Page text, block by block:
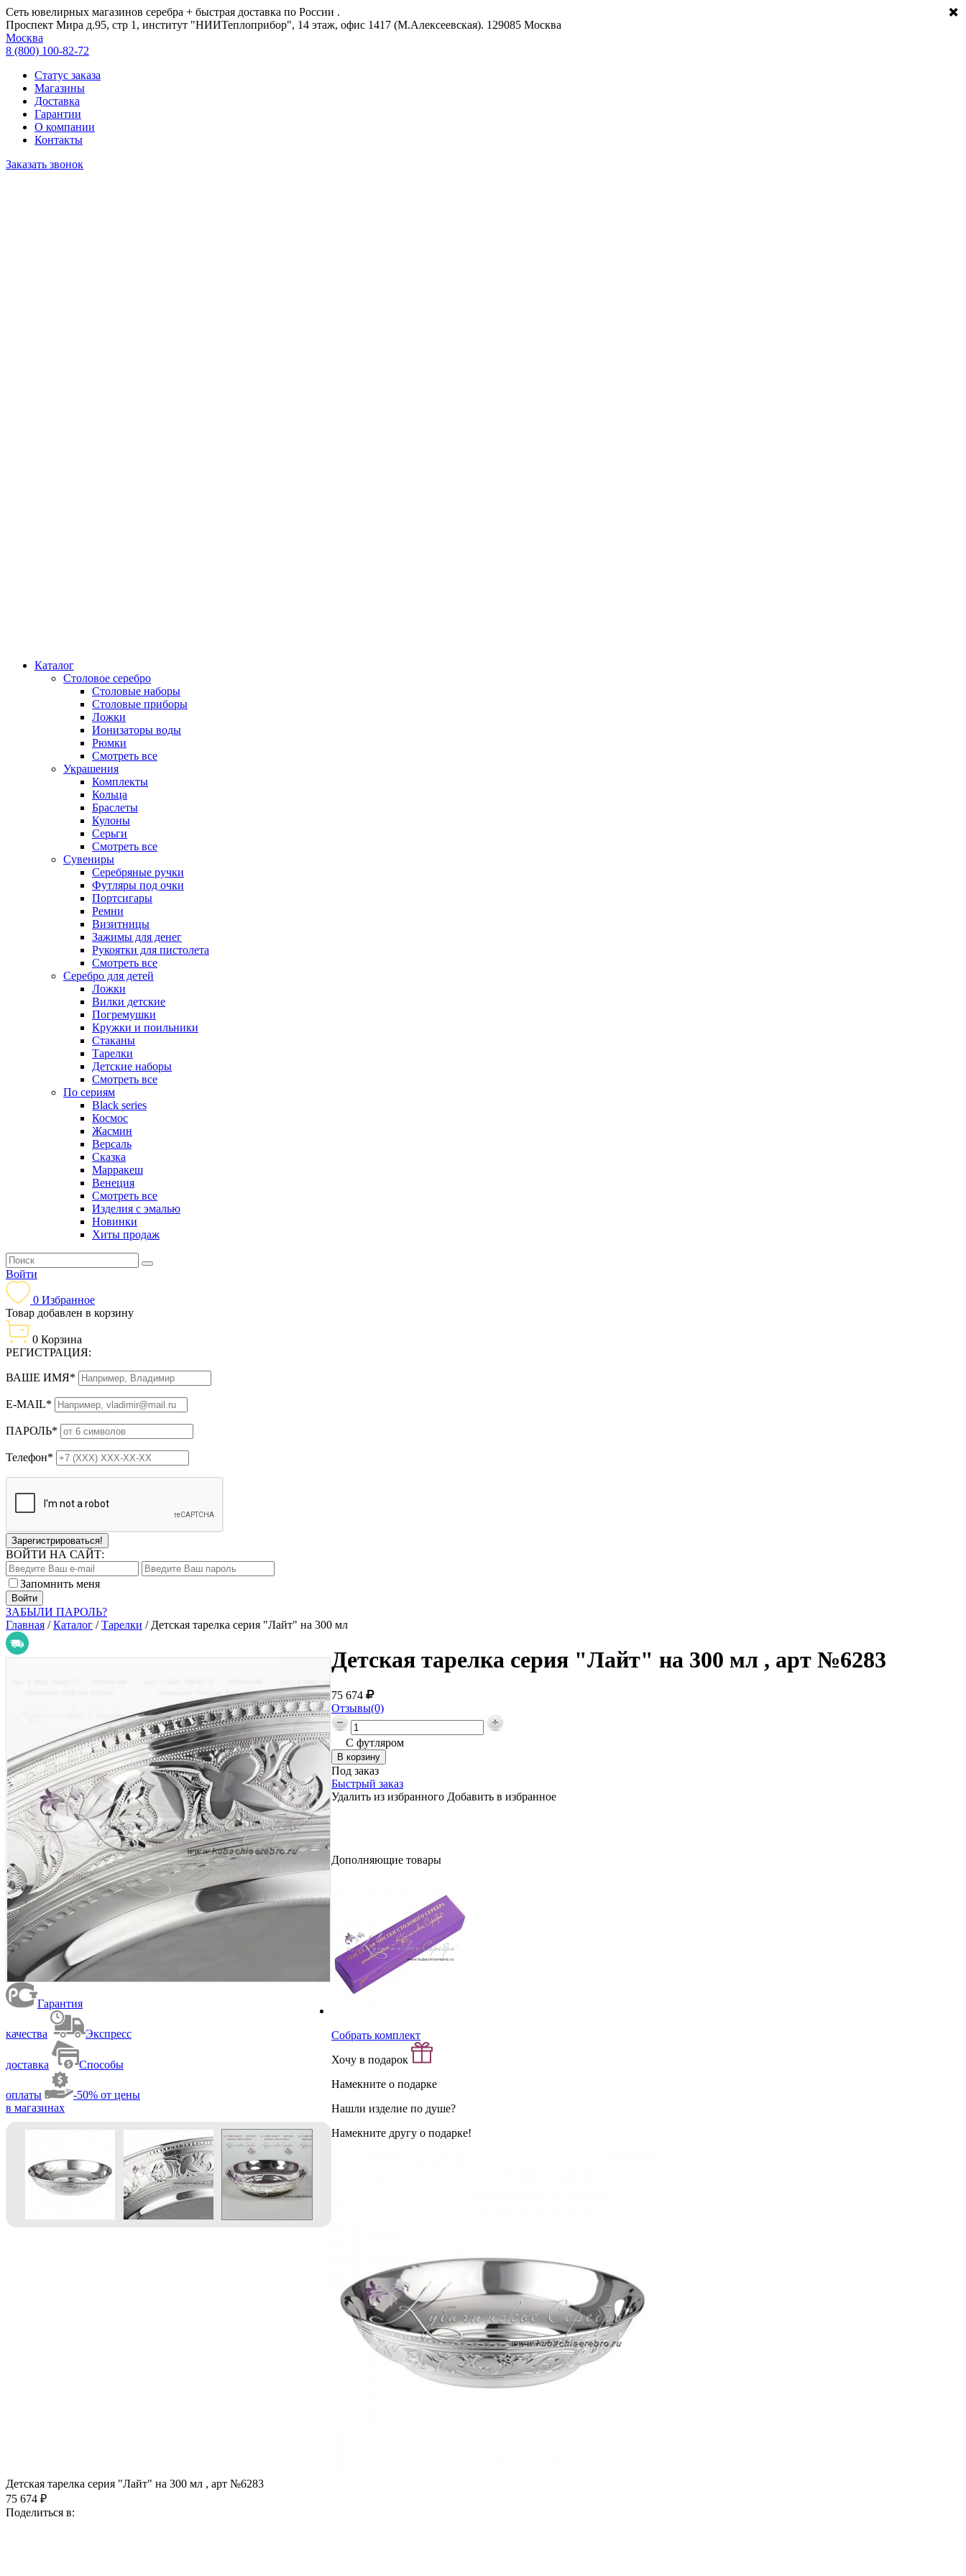
Сеть ювелирных магазинов серебра + быстрая доставка по России .
Проспект Мира д.95, стр 1, институт "НИИТеплоприбор", 14 этаж, офис 1417 (М.Алексеевская). 129085 Москва
Москва
8 (800) 100-82-72
Статус заказа
Магазины
Доставка
Гарантии
О компании
Контакты
Заказать звонок
Каталог
Столовое серебро
Столовые наборы
Столовые приборы
Ложки
Ионизаторы воды
Рюмки
Смотреть все
Украшения
Комплекты
Кольца
Браслеты
Кулоны
Серьги
Смотреть все
Сувениры
Серебряные ручки
Футляры под очки
Портсигары
Ремни
Визитницы
Зажимы для денег
Рукоятки для пистолета
Смотреть все
Серебро для детей
Ложки
Вилки детские
Погремушки
Кружки и поильники
Стаканы
Тарелки
Детские наборы
Смотреть все
По сериям
Black series
Космос
Жасмин
Версаль
Сказка
Марракеш
Венеция
Смотреть все
Изделия с эмалью
Новинки
Хиты продаж
Войти
0 Избранное
Товар добавлен в корзину
0 Корзина
РЕГИСТРАЦИЯ:
ВАШЕ ИМЯ*
E-MAIL*
ПАРОЛЬ*
Телефон*
Зарегистрироваться!
ВОЙТИ НА САЙТ:
Запомнить меня
ЗАБЫЛИ ПАРОЛЬ?
Главная /Каталог /Тарелки / Детская тарелка серия "Лайт" на 300 мл
Гарантия
качества Экспресс
доставка Способы
оплаты
-50% от цены
в магазинах
Детская тарелка серия "Лайт" на 300 мл , арт №6283
75 674
Отзывы(0)
С футляром
Под заказ
Быстрый заказ
Удалить из избранного Добавить в избранное
Дополняющие товары
Собрать комплект
Хочу в подарок
Намекните о подарке
Нашли изделие по душе?
Намекните другу о подарке!
Детская тарелка серия "Лайт" на 300 мл , арт №6283
75 674 ₽
Поделиться в: